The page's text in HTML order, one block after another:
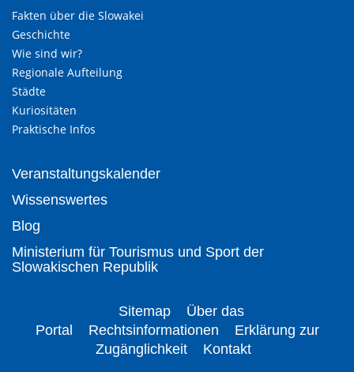
Fakten über die Slowakei
Geschichte
Wie sind wir?
Regionale Aufteilung
Städte
Kuriositäten
Praktische Infos
Veranstaltungskalender
Wissenswertes
Blog
Ministerium für Tourismus und Sport der
Slowakischen Republik
Sitemap
Über das
Portal
Rechtsinformationen
Erklärung zur
Zugänglichkeit
Kontakt